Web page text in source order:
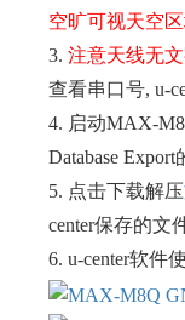
空旷可视天空
3. 注意天线无
查看串口号, u-
4. 启动MAX-
Database
5. 点击下载解压
center保存的文
6. u-center软件